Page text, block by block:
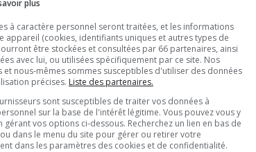
dévouement, solidarité et empathie »
plus
à caractère personnel seront traitées, et les informations
appareil (cookies, identifiants uniques et autres types de
être stockées et consultées par 66 partenaires, ainsi
avec lui, ou utilisées spécifiquement par ce site. Nos
et nous-mêmes sommes susceptibles d'utiliser des données
précises. Liste des partenaires.
sont susceptibles de traiter vos données à
sur la base de l'intérêt légitime. Vous pouvez vous y
gérant vos options ci-dessous. Recherchez un lien en bas de
dans le menu du site pour gérer ou retirer votre
dans les paramètres des cookies et de confidentialité.